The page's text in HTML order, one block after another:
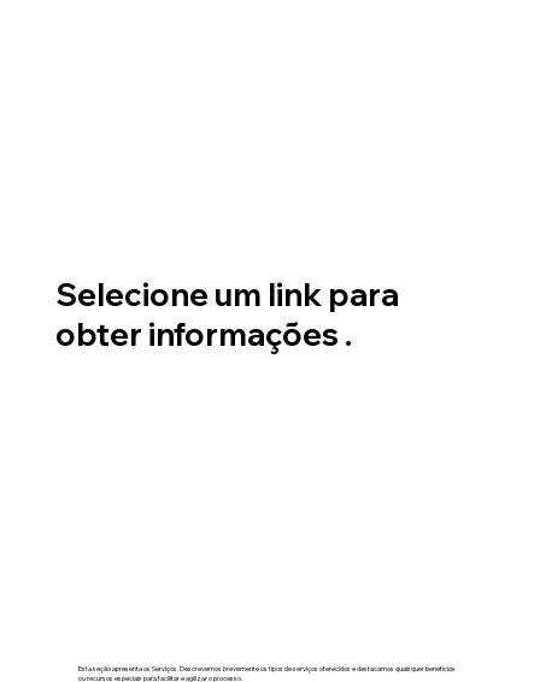
Selecione um link para
obter informações .
Esta seção apresenta os Serviços. Descrevemos brevemente os tipos de serviços oferecidos e destacamos quaisquer benefícios
ou recursos especiais para facilitar e agilizar o processo.